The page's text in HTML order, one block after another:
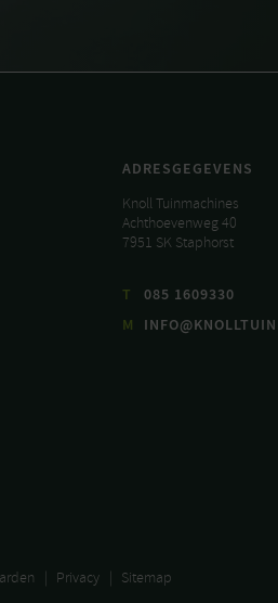
ADRESGEGEVENS
Knoll Tuinmachines
Achthoevenweg 40
7951 SK Staphorst
T
085 1609330
M
Privacy Sitemap